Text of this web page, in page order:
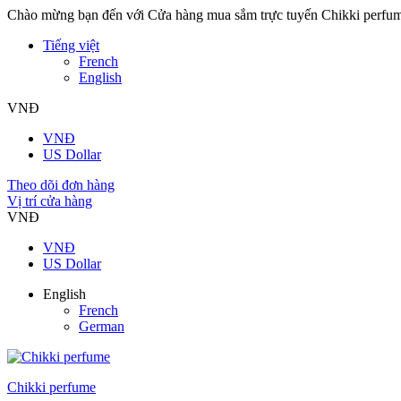
Chào mừng bạn đến với Cửa hàng mua sắm trực tuyến Chikki
Tiếng việt
French
English
VNĐ
VNĐ
US Dollar
Theo dõi đơn hàng
Vị trí cửa hàng
VNĐ
VNĐ
US Dollar
English
French
German
Chikki perfume